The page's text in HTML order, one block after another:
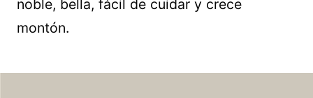
noble, bella, fácil de cuidar y crece
montón.